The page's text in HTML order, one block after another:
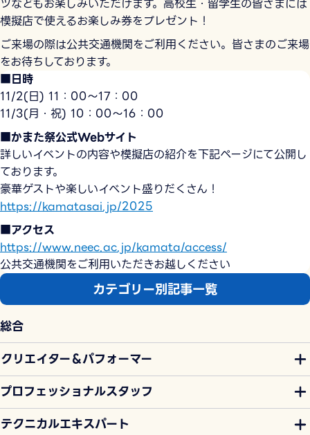
模擬店で使えるお楽しみ券をプレゼント！
ご来場の際は公共交通機関をご利用ください。皆さまのご来場
をお待ちしております。
■日時
11/2(日) 11：00～17：00
11/3(月・祝) 10：00～16：00
■かまた祭公式Webサイト
詳しいイベントの内容や模擬店の紹介を下記ページにて公開し
ております。
豪華ゲストや楽しいイベント盛りだくさん！
https://kamatasai.jp/2025
■アクセス
https://www.neec.ac.jp/kamata/access/
公共交通機関をご利用いただきお越しください
カテゴリー別記事一覧
総合
クリエイター＆パフォーマー
プロフェッショナルスタッフ
テクニカルエキスパート